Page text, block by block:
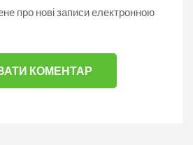
про нові записи електронною